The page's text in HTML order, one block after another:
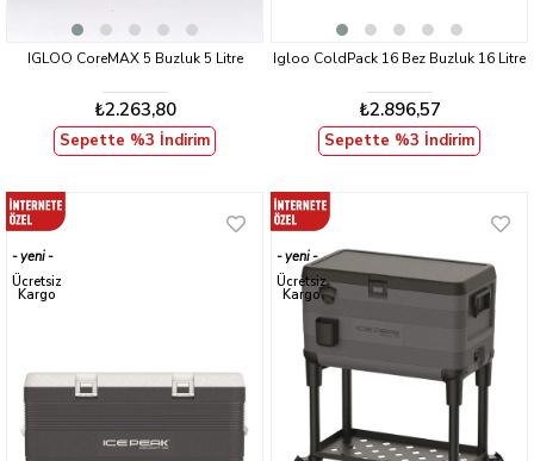
IGLOO CoreMAX 5 Buzluk 5 Litre
₺2.263,80
Sepette %3 İndirim
Igloo ColdPack 16 Bez Buzluk 16 Litre
₺2.896,57
Sepette %3 İndirim
yeni
ürün
Ücretsiz
Kargo
yeni
ürün
Ücretsiz
Kargo